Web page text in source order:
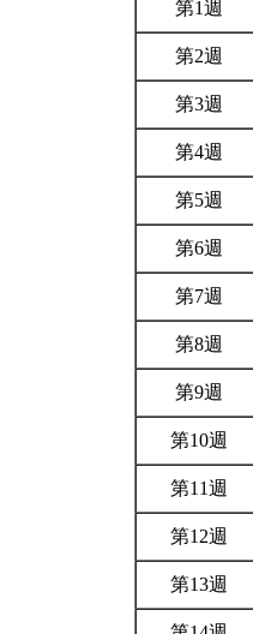
第1週
第2週
第3週
第4週
第5週
第6週
第7週
第8週
第9週
第10週
第11週
第12週
第13週